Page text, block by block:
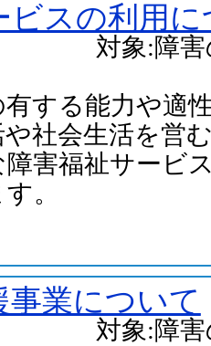
ビスの利用
対象:障
する能力や適
社会生活を営
害福祉サービ
。
事業について
対象:障